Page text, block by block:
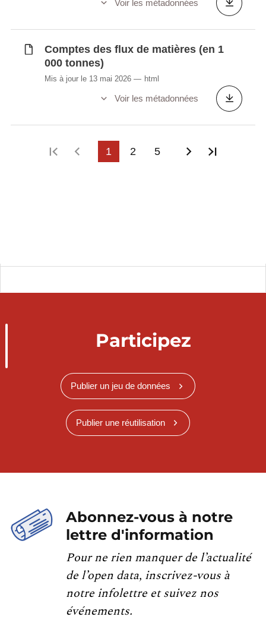
Synchronisé automatiquement depuis labase de
données LUSTAT
Voir les métadonnées
Comptes des flux de matières (en 1
000 tonnes)
Mis à jour le 13 mai 2026 html
Voir les métadonnées
Première page
Page précédente
1 2 5 Page
Participez
Publier un jeu de données
Publier une réutilisation
Abonnez-vous à notre
lettre d'information
Pour ne rien manquer de l’actualité
de l’open data, inscrivez-vous à
notre infolettre et suivez nos
événements.